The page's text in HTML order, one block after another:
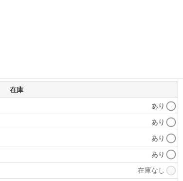
在庫
あり
あり
あり
あり
在庫なし